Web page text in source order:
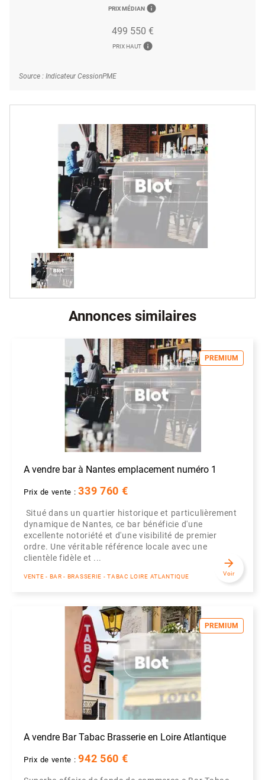
PRIX MÉDIAN info
499 550 €
PRIX HAUT info
Source : Indicateur CessionPME
Annonces similaires
PREMIUM
A vendre bar à Nantes emplacement numéro 1
Prix de vente :339 760 €
Situé dans un quartier historique et particulièrement
dynamique de Nantes, ce bar bénéficie d'une
excellente notoriété et d'une visibilité de premier
ordre. Une véritable référence locale avec une
clientèle fidèle et ...
VENTE - BAR - BRASSERIE - TABAC LOIRE ATLANTIQUE
arrow_forward
Voir
PREMIUM
A vendre Bar Tabac Brasserie en Loire Atlantique
Prix de vente :942 560 €